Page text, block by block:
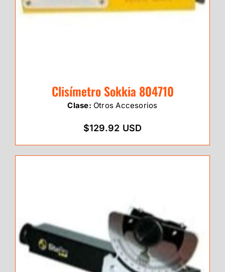
Clisímetro Sokkia 804710
Clase: Otros Accesorios
$129.92 USD